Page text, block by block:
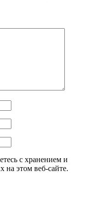
с хранением и
на этом веб-сайте.